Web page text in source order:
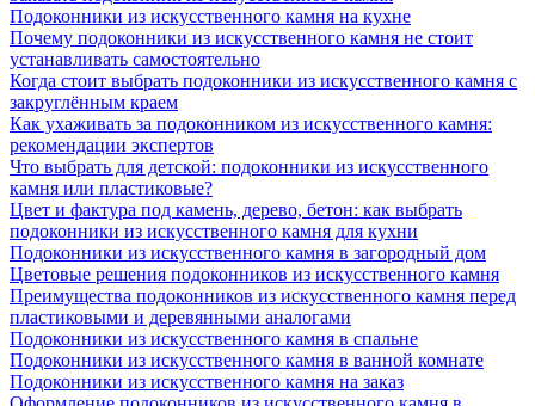
Подоконники из искусственного камня на кухне
Почему подоконники из искусственного камня не стоит
устанавливать самостоятельно
Когда стоит выбрать подоконники из искусственного камня с
закруглённым краем
Как ухаживать за подоконником из искусственного камня:
рекомендации экспертов
Что выбрать для детской: подоконники из искусственного
камня или пластиковые?
Цвет и фактура под камень, дерево, бетон: как выбрать
подоконники из искусственного камня для кухни
Подоконники из искусственного камня в загородный дом
Цветовые решения подоконников из искусственного камня
Преимущества подоконников из искусственного камня перед
пластиковыми и деревянными аналогами
Подоконники из искусственного камня в спальне
Подоконники из искусственного камня в ванной комнате
Подоконники из искусственного камня на заказ